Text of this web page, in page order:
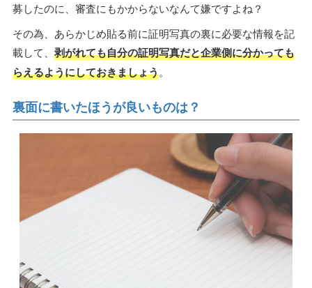
募したのに、審査にもかからないなんて嫌ですよね？
その為、あらかじめ貼る前に証明写真の裏に必要な情報を記
載して、 剥がれても自分の証明写真だと企業側に分かっても
らえるようにしておきましょう。
裏面に書いたほうが良いものは？